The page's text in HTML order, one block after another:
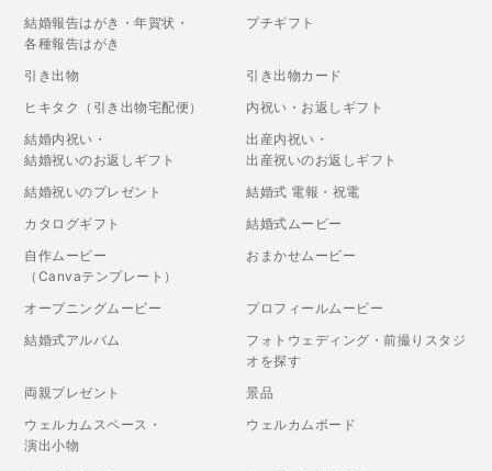
結婚報告はがき・年賀状・
各種報告はがき
プチギフト
引き出物
引き出物カード
ヒキタク（引き出物宅配便）
内祝い・お返しギフト
結婚内祝い・
結婚祝いのお返しギフト
出産内祝い・
出産祝いのお返しギフト
結婚祝いのプレゼント
結婚式 電報・祝電
カタログギフト
結婚式ムービー
自作ムービー
（Canvaテンプレート）
おまかせムービー
オープニングムービー
プロフィールムービー
結婚式アルバム
フォトウェディング・前撮りスタジ
オを探す
両親プレゼント
景品
ウェルカムスペース・
演出小物
ウェルカムボード